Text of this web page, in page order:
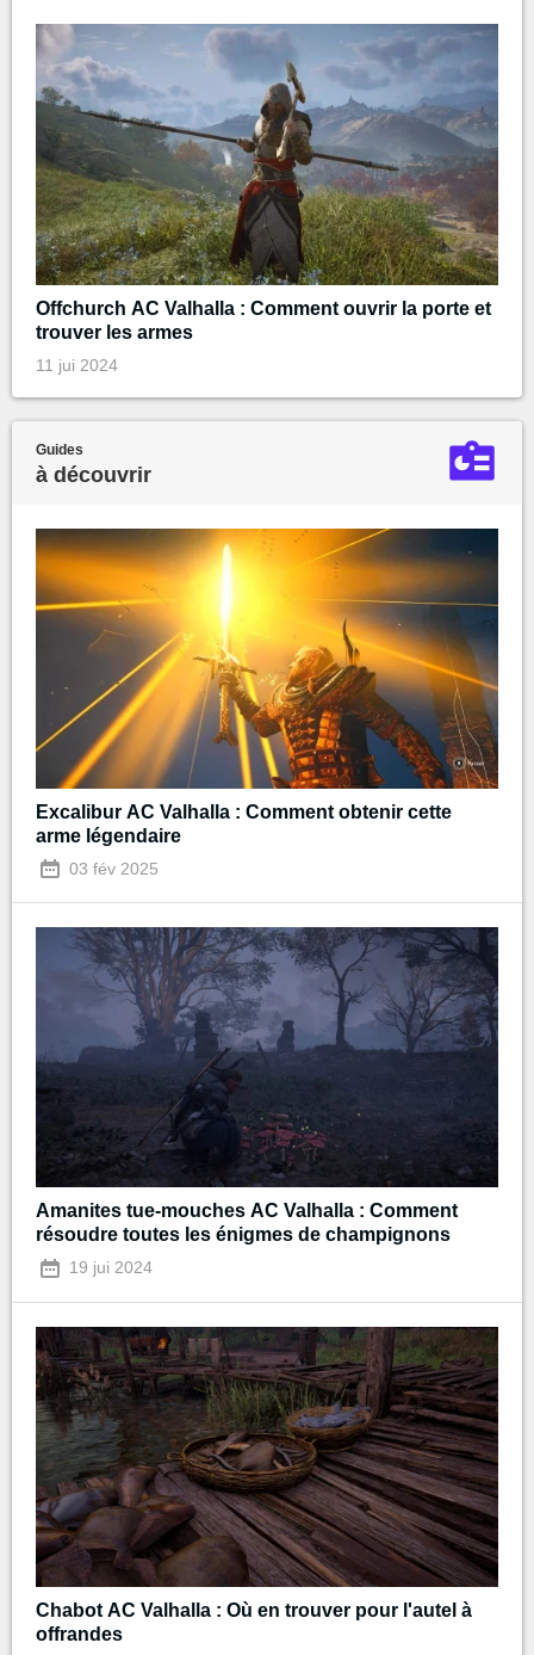
Offchurch AC Valhalla : Comment ouvrir la porte et
trouver les armes
11 jui 2024
Guides
à découvrir
Excalibur AC Valhalla : Comment obtenir cette
arme légendaire
03 fév 2025
Amanites tue-mouches AC Valhalla : Comment
résoudre toutes les énigmes de champignons
19 jui 2024
Chabot AC Valhalla : Où en trouver pour l'autel à
offrandes